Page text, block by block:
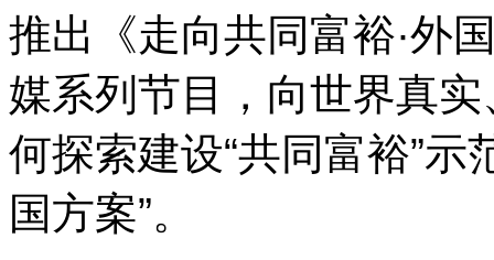
推出《走向共同富裕·外
媒系列节目，向世界真
何探索建设“共同富裕”示
国方案”。